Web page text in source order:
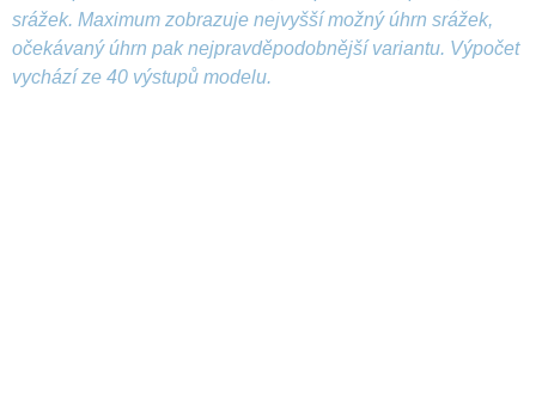
srážek. Maximum zobrazuje nejvyšší možný úhrn srážek,
očekávaný úhrn pak nejpravděpodobnější variantu. Výpočet
vychází ze 40 výstupů modelu.